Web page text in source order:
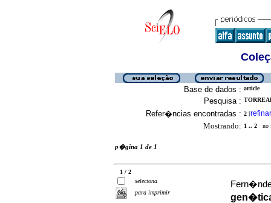
Base de dados : article
Pesquisa :
Refer�ncias encontradas : 2 [refinar
Mostrando: 1 .. 2 no
p�gina 1 de 1
1 / 2
seleciona
para imprimir